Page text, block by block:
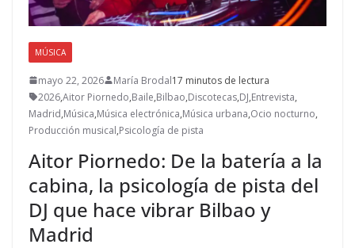
MÚSICA
mayo 22, 2026 María Brodal17 minutos de lectura
2026,Aitor Piornedo,Baile,Bilbao,Discotecas,DJ,Entrevista,
Madrid,Música,Música electrónica,Música urbana,Ocio nocturno,
Producción musical,Psicología de pista
Aitor Piornedo: De la batería a la
cabina, la psicología de pista del
DJ que hace vibrar Bilbao y
Madrid